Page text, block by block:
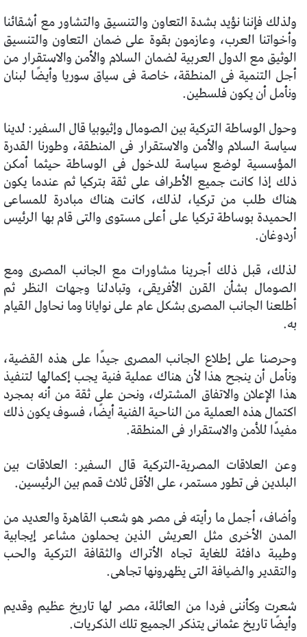
ولذلك فإننا نؤيد بشدة التعاون والتنسيق والتشاور مع أشقائنا
وأخواتنا العرب، وعازمون بقوة على ضمان التعاون والتنسيق
الوثيق مع الدول العربية لضمان السلام والأمن والاستقرار من
أجل التنمية فى المنطقة، خاصة فى سياق سوريا وأيضًا لبنان
ونأمل أن يكون فلسطين.
وحول الوساطة التركية بين الصومال وإثيوبيا قال السفير: لدينا
سياسة السلام والأمن والاستقرار فى المنطقة، وطورنا القدرة
المؤسسية لوضع سياسة للدخول فى الوساطة حيثما أمكن
ذلك إذا كانت جميع الأطراف على ثقة بتركيا ثم عندما يكون
هناك طلب من تركيا، لذلك، كانت هناك مبادرة للمساعى
الحميدة بوساطة تركيا على أعلى مستوى والتى قام بها الرئيس
أردوغان.
لذلك، قبل ذلك أجرينا مشاورات مع الجانب المصرى ومع
الصومال بشأن القرن الأفريقى، وتبادلنا وجهات النظر ثم
أطلعنا الجانب المصرى بشكل عام على نوايانا وما نحاول القيام
به.
وحرصنا على إطلاع الجانب المصرى جيدًا على هذه القضية،
ونأمل أن ينجح هذا لأن هناك عملية فنية يجب إكمالها لتنفيذ
هذا الإعلان والاتفاق المشترك، ونحن على ثقة من أنه بمجرد
اكتمال هذه العملية من الناحية الفنية أيضًا، فسوف يكون ذلك
مفيدًا للأمن والاستقرار فى المنطقة.
وعن العلاقات المصرية-التركية قال السفير: العلاقات بين
البلدين فى تطور مستمر، على الأقل ثلاث قمم بين الرئيسين.
وأضاف، أجمل ما رأيته فى مصر هو شعب القاهرة والعديد من
المدن الأخرى مثل العريش الذين يحملون مشاعر إيجابية
وطيبة دافئة للغاية تجاه الأتراك والثقافة التركية والحب
والتقدير والضيافة التى يظهرونها تجاهى.
شعرت وكأننى فردا من العائلة، مصر لها تاريخ عظيم وقديم
وأيضًا تاريخ عثمانى يتذكر الجميع تلك الذكريات.